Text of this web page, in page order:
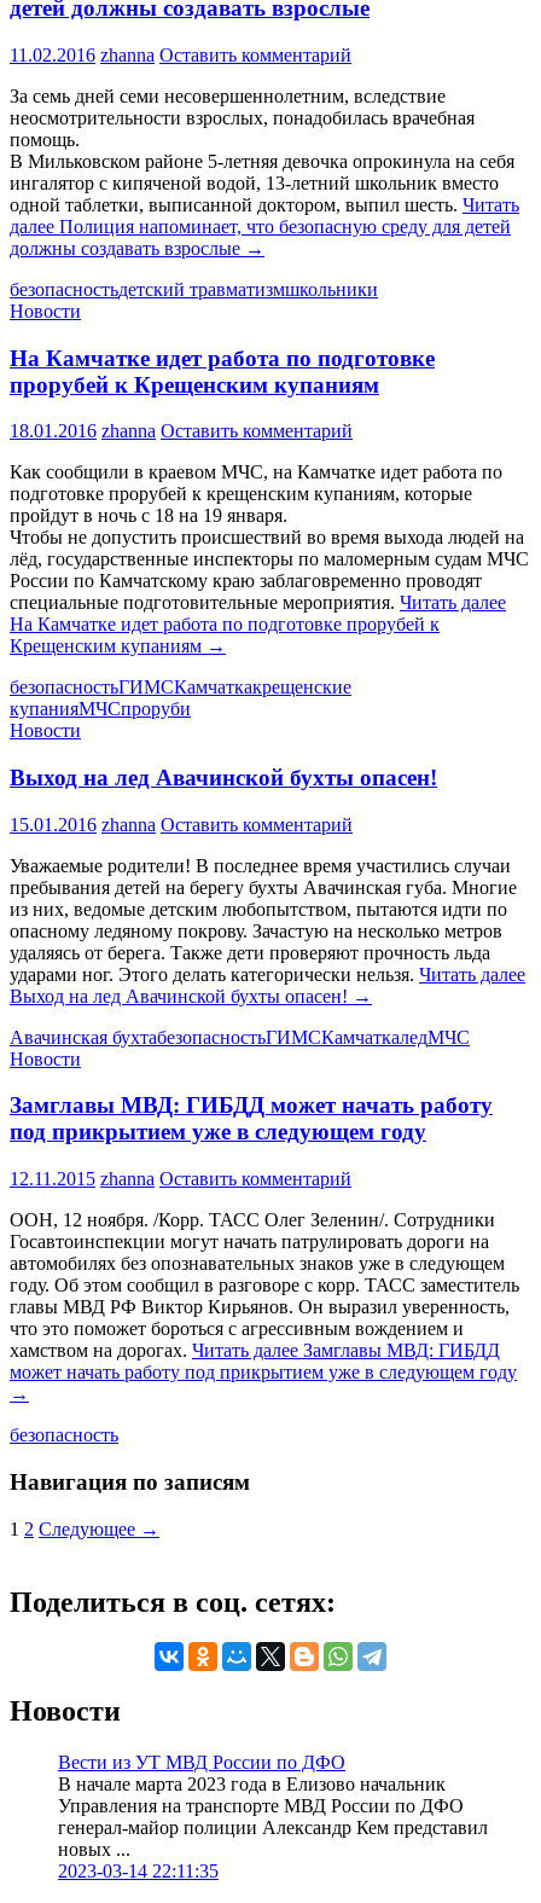
детей должны создавать взрослые
11.02.2016 zhanna Оставить комментарий
За семь дней семи несовершеннолетним, вследствие
неосмотрительности взрослых, понадобилась врачебная
помощь.
В Мильковском районе 5-летняя девочка опрокинула на себя
ингалятор с кипяченой водой, 13-летний школьник вместо
одной таблетки, выписанной доктором, выпил шесть. Читать
далее Полиция напоминает, что безопасную среду для детей
должны создавать взрослые →
безопасностьдетский травматизмшкольники
Новости
На Камчатке идет работа по подготовке
прорубей к Крещенским купаниям
18.01.2016 zhanna Оставить комментарий
Как сообщили в краевом МЧС, на Камчатке идет работа по
подготовке прорубей к крещенским купаниям, которые
пройдут в ночь с 18 на 19 января.
Чтобы не допустить происшествий во время выхода людей на
лёд, государственные инспекторы по маломерным судам МЧС
России по Камчатскому краю заблаговременно проводят
специальные подготовительные мероприятия. Читать далее
На Камчатке идет работа по подготовке прорубей к
Крещенским купаниям →
безопасностьГИМСКамчаткакрещенские
купанияМЧСпроруби
Новости
Выход на лед Авачинской бухты опасен!
15.01.2016 zhanna Оставить комментарий
Уважаемые родители! В последнее время участились случаи
пребывания детей на берегу бухты Авачинская губа. Многие
из них, ведомые детским любопытством, пытаются идти по
опасному ледяному покрову. Зачастую на несколько метров
удаляясь от берега. Также дети проверяют прочность льда
ударами ног. Этого делать категорически нельзя. Читать далее
Выход на лед Авачинской бухты опасен! →
Авачинская бухтабезопасностьГИМСКамчаткаледМЧС
Новости
Замглавы МВД: ГИБДД может начать работу
под прикрытием уже в следующем году
12.11.2015 zhanna Оставить комментарий
ООН, 12 ноября. /Корр. ТАСС Олег Зеленин/. Сотрудники
Госавтоинспекции могут начать патрулировать дороги на
автомобилях без опознавательных знаков уже в следующем
году. Об этом сообщил в разговоре с корр. ТАСС заместитель
главы МВД РФ Виктор Кирьянов. Он выразил уверенность,
что это поможет бороться с агрессивным вождением и
хамством на дорогах. Читать далее Замглавы МВД: ГИБДД
может начать работу под прикрытием уже в следующем году
→
безопасность
Навигация по записям
1 2 Следующее →
Поделиться в соц. сетях:
Новости
Вести из УТ МВД России по ДФО
В начале марта 2023 года в Елизово начальник
Управления на транспорте МВД России по ДФО
генерал-майор полиции Александр Кем представил
новых ...
2023-03-14 22:11:35